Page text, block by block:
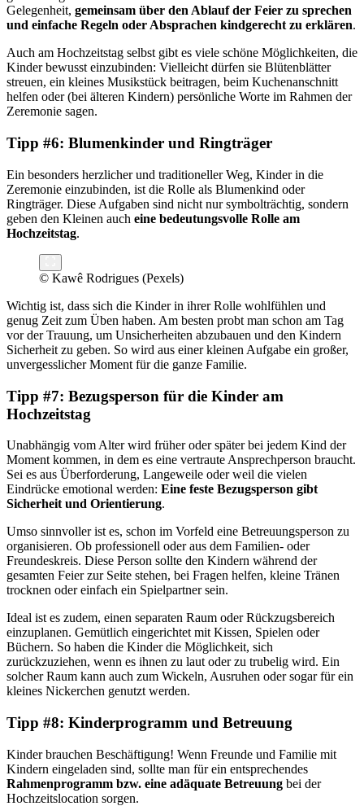
Gelegenheit, gemeinsam über den Ablauf der Feier zu sprechen
und einfache Regeln oder Absprachen kindgerecht zu erklären.
Auch am Hochzeitstag selbst gibt es viele schöne Möglichkeiten, die
Kinder bewusst einzubinden: Vielleicht dürfen sie Blütenblätter
streuen, ein kleines Musikstück beitragen, beim Kuchenanschnitt
helfen oder (bei älteren Kindern) persönliche Worte im Rahmen der
Zeremonie sagen.
Tipp #6: Blumenkinder und Ringträger
Ein besonders herzlicher und traditioneller Weg, Kinder in die
Zeremonie einzubinden, ist die Rolle als Blumenkind oder
Ringträger. Diese Aufgaben sind nicht nur symbolträchtig, sondern
geben den Kleinen auch eine bedeutungsvolle Rolle am
Hochzeitstag.
© Kawê Rodrigues (Pexels)
Wichtig ist, dass sich die Kinder in ihrer Rolle wohlfühlen und
genug Zeit zum Üben haben. Am besten probt man schon am Tag
vor der Trauung, um Unsicherheiten abzubauen und den Kindern
Sicherheit zu geben. So wird aus einer kleinen Aufgabe ein großer,
unvergesslicher Moment für die ganze Familie.
Tipp #7: Bezugsperson für die Kinder am
Hochzeitstag
Unabhängig vom Alter wird früher oder später bei jedem Kind der
Moment kommen, in dem es eine vertraute Ansprechperson braucht.
Sei es aus Überforderung, Langeweile oder weil die vielen
Eindrücke emotional werden: Eine feste Bezugsperson gibt
Sicherheit und Orientierung.
Umso sinnvoller ist es, schon im Vorfeld eine Betreuungsperson zu
organisieren. Ob professionell oder aus dem Familien- oder
Freundeskreis. Diese Person sollte den Kindern während der
gesamten Feier zur Seite stehen, bei Fragen helfen, kleine Tränen
trocknen oder einfach ein Spielpartner sein.
Ideal ist es zudem, einen separaten Raum oder Rückzugsbereich
einzuplanen. Gemütlich eingerichtet mit Kissen, Spielen oder
Büchern. So haben die Kinder die Möglichkeit, sich
zurückzuziehen, wenn es ihnen zu laut oder zu trubelig wird. Ein
solcher Raum kann auch zum Wickeln, Ausruhen oder sogar für ein
kleines Nickerchen genutzt werden.
Tipp #8: Kinderprogramm und Betreuung
Kinder brauchen Beschäftigung! Wenn Freunde und Familie mit
Kindern eingeladen sind, sollte man für ein entsprechendes
Rahmenprogramm bzw. eine adäquate Betreuung bei der
Hochzeitslocation sorgen.